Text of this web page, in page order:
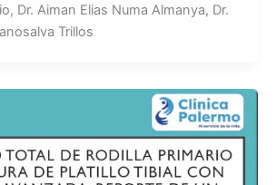
Dr. Aiman Elias Numa Almanya, Dr.
Trillos